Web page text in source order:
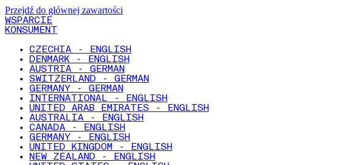
Przejdź do głównej zawartości
WSPARCIE
KONSUMENT
CZECHIA - ENGLISH
DENMARK - ENGLISH
AUSTRIA - GERMAN
SWITZERLAND - GERMAN
GERMANY - GERMAN
INTERNATIONAL - ENGLISH
UNITED ARAB EMIRATES - ENGLISH
AUSTRALIA - ENGLISH
CANADA - ENGLISH
GERMANY - ENGLISH
UNITED KINGDOM - ENGLISH
NEW ZEALAND - ENGLISH